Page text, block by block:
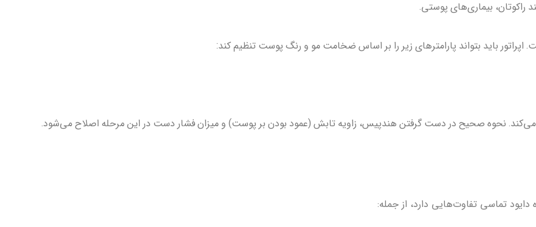
راکوتان، بیماری‌های پوستی.
باید بتواند پارامترهای زیر را بر اساس ضخامت مو و رنگ پوست تنظیم کند:
می‌کند. نحوه صحیح در دست گرفتن هندپیس، زاویه تابش (عمود بودن بر پوست) و میزان فشار دست در این مرحله اصلاح می‌شود.
تماسی تفاوت‌هایی دارد، از جمله: